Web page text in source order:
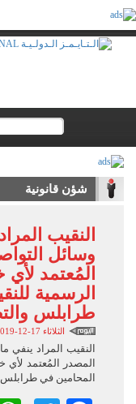
شؤن قانونية
النقيب
وسائل
المُعتمد
الرسمية
طرابلس
الثلاثاء 17-12-2019 20:23
النقيب المراد ينفي
المصدر المُعتمد لأي
المحامين في طرابلس